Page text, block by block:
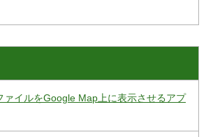
ァイルをGoogle Map上に表示させるアプ